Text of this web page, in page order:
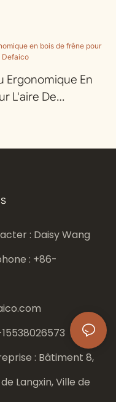
Ergonomique En
L'aire De
: Daisy Wang
: +86-
15538026573
: Bâtiment 8,
Langxin, Ville de